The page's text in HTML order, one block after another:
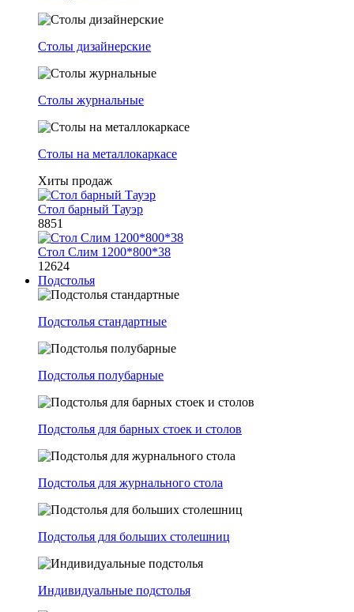
Столы дизайнерские
Столы журнальные
Столы на металлокаркасе
Хиты продаж
Стол барный Тауэр
8851
Стол Слим 1200*800*38
12624
Подстолья
Подстолья стандартные
Подстолья полубарные
Подстолья для барных стоек и столов
Подстолья для журнального стола
Подстолья для больших столешниц
Индивидуальные подстолья